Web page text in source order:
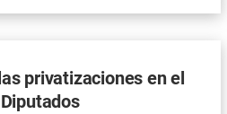
privatizaciones en el